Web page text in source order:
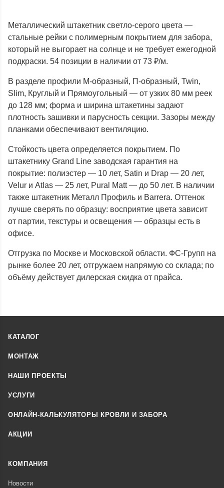
Металлический штакетник светло-серого цвета —
стальные рейки с полимерным покрытием для забора,
который не выгорает на солнце и не требует ежегодной
подкраски. 54 позиции в наличии от 73 ₽/м.
В разделе профили М-образный, П-образный, Twin,
Slim, Круглый и Прямоугольный — от узких 80 мм реек
до 128 мм; форма и ширина штакетины задают
плотность зашивки и парусность секции. Зазоры между
планками обеспечивают вентиляцию.
Стойкость цвета определяется покрытием. По
штакетнику Grand Line заводская гарантия на
покрытие: полиэстер — 10 лет, Satin и Drap — 20 лет,
Velur и Atlas — 25 лет, Pural Matt — до 50 лет. В наличии
также штакетник Металл Профиль и Barrera. Оттенок
лучше сверять по образцу: восприятие цвета зависит
от партии, текстуры и освещения — образцы есть в
офисе.
Отгрузка по Москве и Московской области. ФС-Групп на
рынке более 20 лет, отгружаем напрямую со склада; по
объёму действует дилерская скидка от прайса.
КАТАЛОГ
МОНТАЖ
НАШИ ПРОЕКТЫ
УСЛУГИ
ОНЛАЙН-КАЛЬКУЛЯТОРЫ КРОВЛИ И ЗАБОРА
АКЦИИ
КОМПАНИЯ
Новости